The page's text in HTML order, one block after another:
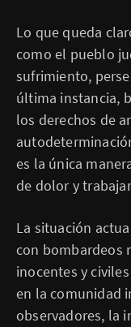
Lo que queda
como el pueblo
sufrimiento,
última instancia,
los derechos de
es la única
de dolor y
La situación
con bombardeos
inocentes y
en la comunidad
observadores, la